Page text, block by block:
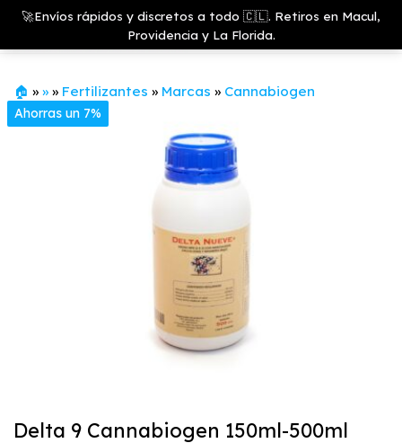
Saltar
contenido
🚀Envíos rápidos y discretos a todo 🇨🇱. Retiros en Macul,
Providencia y La Florida.
Growshop
& LED
Store
🏠 » » » Fertilizantes » Marcas » Cannabiogen
Ahorras un 7%
Delta 9 Cannabiogen 150ml-500ml